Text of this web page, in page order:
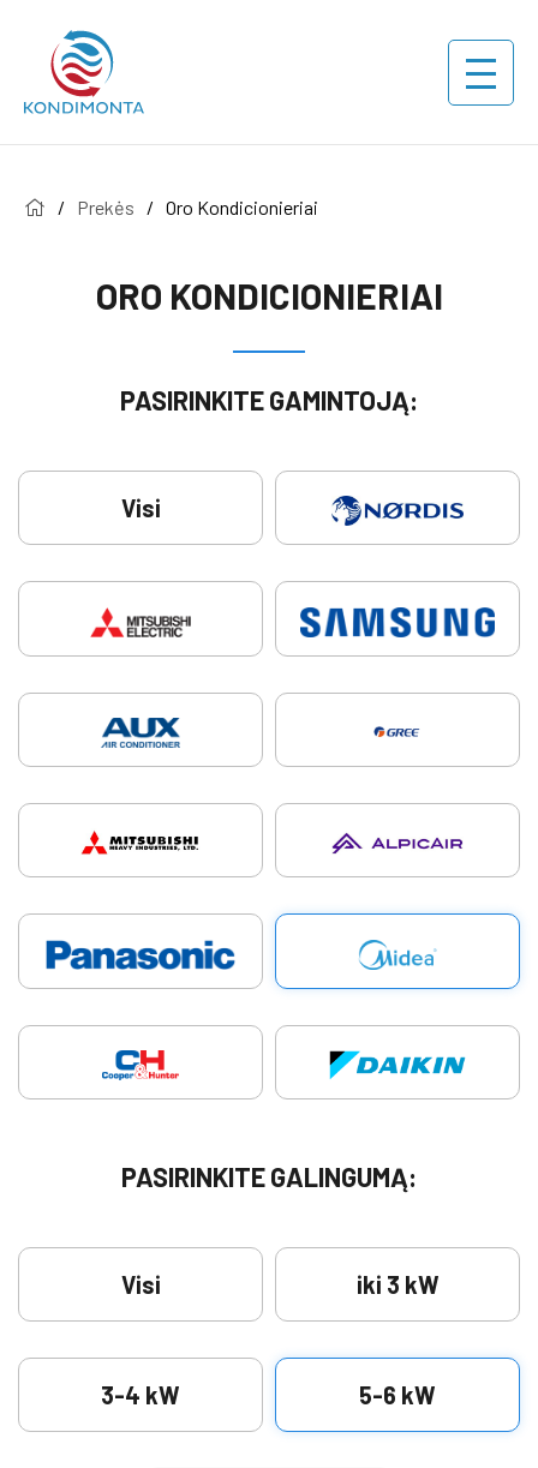
/ Prekės / Oro Kondicionieriai
ORO KONDICIONIERIAI
PASIRINKITE GAMINTOJĄ:
Visi
PASIRINKITE GALINGUMĄ:
Visi iki 3 kW
3-4 kW 5-6 kW